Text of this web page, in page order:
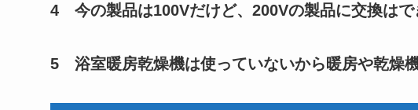
4 今の製品は100Vだけど、200Vの製品に交換はで
5 浴室暖房乾燥機は使っていないから暖房や乾燥